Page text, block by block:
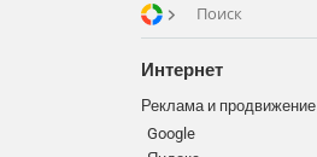
Поиск
Интернет
Реклама и продвижение
Google